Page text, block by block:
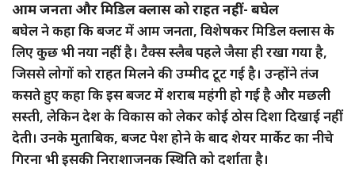
आम जनता और मिडिल क्लास को राहत नहीं- बघेल
बघेल ने कहा कि बजट में आम जनता, विशेषकर मिडिल क्लास के
लिए कुछ भी नया नहीं है। टैक्स स्लैब पहले जैसा ही रखा गया है,
जिससे लोगों को राहत मिलने की उम्मीद टूट गई है। उन्होंने तंज
कसते हुए कहा कि इस बजट में शराब महंगी हो गई है और मछली
सस्ती, लेकिन देश के विकास को लेकर कोई ठोस दिशा दिखाई नहीं
देती। उनके मुताबिक, बजट पेश होने के बाद शेयर मार्केट का नीचे
गिरना भी इसकी निराशाजनक स्थिति को दर्शाता है।